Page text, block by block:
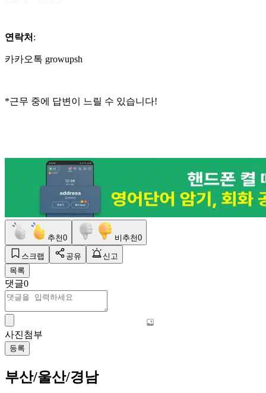
연락처 :
카카오톡 growupsh
*근무 중에 답변이 느릴 수 있습니다!
추천0 비추천0
스크랩 공유
신고
목록
댓글0
사진첨부
등록
부산/울산/경남